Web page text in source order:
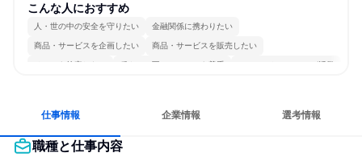
こんな人におすすめ
人・世の中の安全を守りたい 金融関係に携わりたい
商品・サービスを企画したい 商品・サービスを販売したい
チームを統率したい 穏やかで互いのペースを尊重 コミュニケーションが活発
仕事情報 企業情報 選考情報
職種と仕事内容